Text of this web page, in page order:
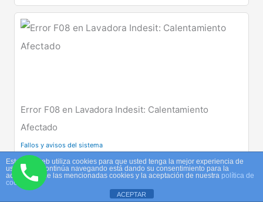
Error F08 en Lavadora Indesit: Calentamiento
Afectado
Fallos y avisos del sistema
El error F08 en lavadoras Indesit indica un fallo en el
sistema de calentamiento. Aprende…
error F08 reparación,sistema de calentamiento
Este sitio web utiliza cookies para que usted tenga la mejor experiencia de
usuario. Si continúa navegando está dando su consentimiento para la
aceptación de las mencionadas cookies y la aceptación de nuestra política de
cookies
ACEPTAR